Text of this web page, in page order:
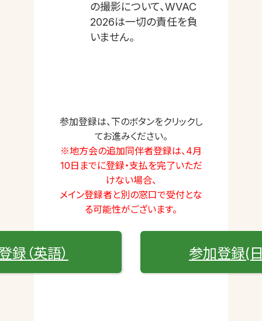
の撮影について、WVAC
2026は一切の責任を負
いません。
参加登録は、下のボタンをクリックし
てお進みください。
※地方会の追加同伴者登録は、4月
10日までに登録・支払を完了いただ
けない場合、
メイン登録者と別の窓口で受付とな
る可能性がございます。
録（英語） 参加登録(